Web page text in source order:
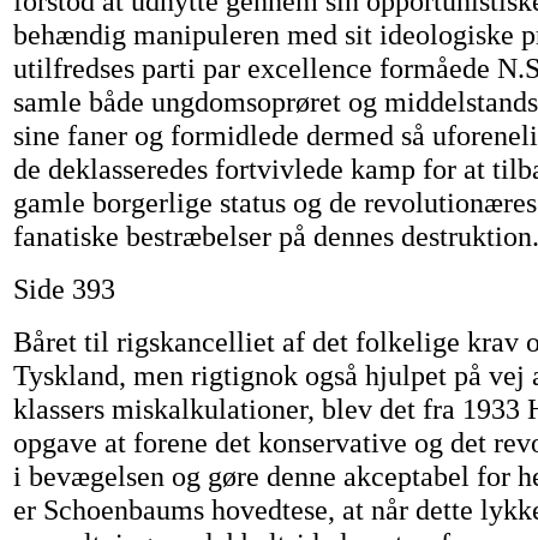
behændig manipuleren med sit ideologiske
utilfredses parti par excellence formåede
samle både ungdomsoprøret og
sine faner og formidlede dermed så
de deklasseredes fortvivlede kamp for at
gamle borgerlige status og de
fanatiske bestræbelser på dennes destruktion.
Side 393
Båret til rigskancelliet af det folkelige krav
Tyskland, men rigtignok også hjulpet på vej
klassers miskalkulationer, blev det fra 1933
opgave at forene det konservative og det
i bevægelsen og gøre denne akceptabel for
er Schoenbaums hovedtese, at når dette